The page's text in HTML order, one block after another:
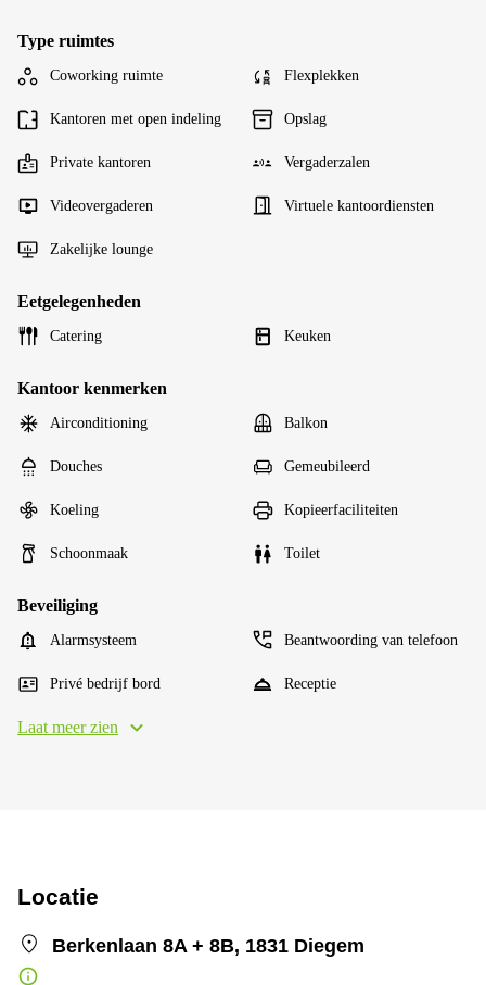
Type ruimtes
Coworking ruimte Flexplekken
Kantoren met open indeling Opslag
Private kantoren Vergaderzalen
Videovergaderen Virtuele kantoordiensten
Zakelijke lounge
Eetgelegenheden
Catering Keuken
Kantoor kenmerken
Airconditioning Balkon
Douches Gemeubileerd
Koeling Kopieerfaciliteiten
Schoonmaak Toilet
Beveiliging
Alarmsysteem Beantwoording van telefoon
Privé bedrijf bord Receptie
Laat meer zien
Locatie
Berkenlaan 8A + 8B, 1831 Diegem